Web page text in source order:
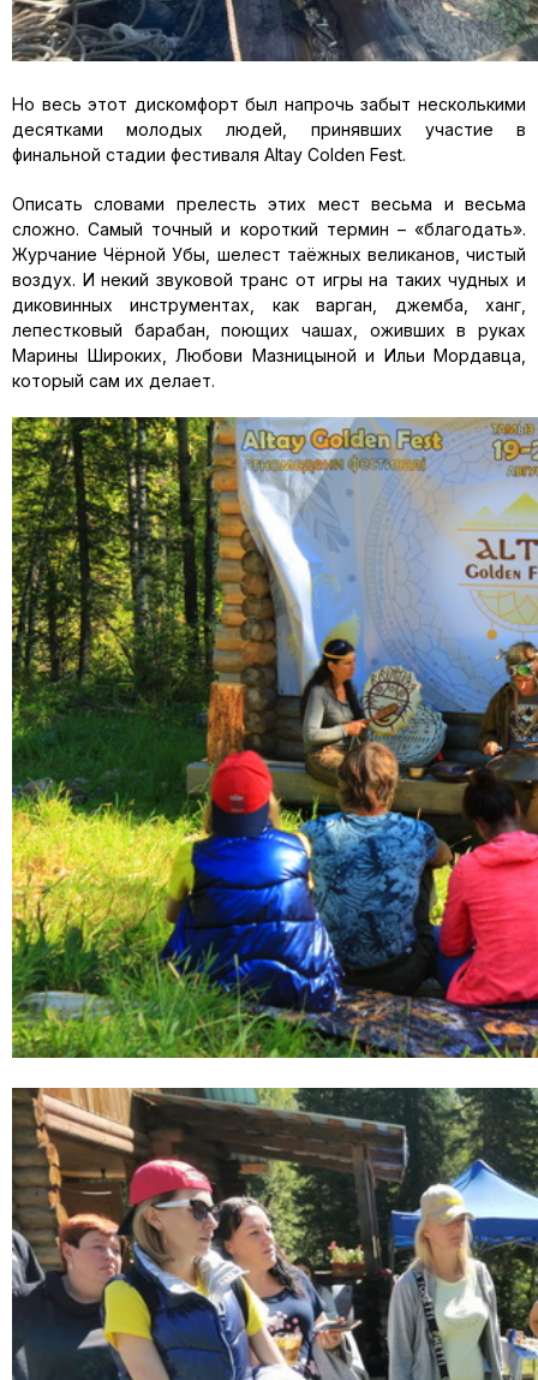
Но весь этот дискомфорт был напрочь забыт несколькими
десятками молодых людей, принявших участие в
финальной стадии фестиваля Аltay Colden Fest.
Описать словами прелесть этих мест весьма и весьма
сложно. Самый точный и короткий термин – «благодать».
Журчание Чёрной Убы, шелест таёжных великанов, чистый
воздух. И некий звуковой транс от игры на таких чудных и
диковинных инструментах, как варган, джемба, ханг,
лепестковый барабан, поющих чашах, оживших в руках
Марины Широких, Любови Мазницыной и Ильи Мордавца,
который сам их делает.